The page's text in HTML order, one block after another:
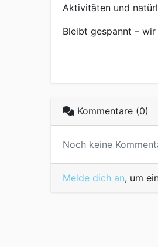
Aktivitäten und
Bleibt gespannt –
Kommentare (0)
Noch keine
Melde dich an, um